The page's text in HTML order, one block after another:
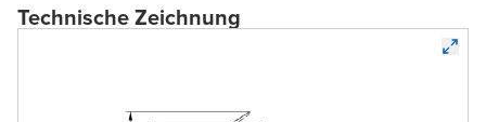
Technische Zeichnung